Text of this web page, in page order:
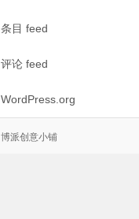
条目 feed
评论 feed
WordPress.org